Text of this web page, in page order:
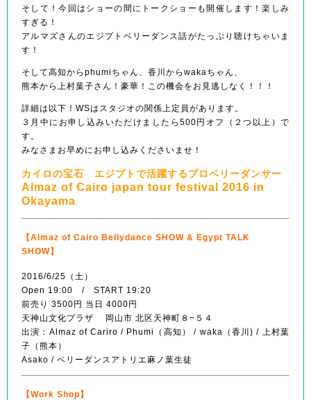
そして！今回はショーの間にトークショーも開催します！楽しみ
すぎる！
アルマズさんのエジプトベリーダンス話がたっぷり聴けちゃいま
す！
そして高知からphumiちゃん、香川からwakaちゃん、
熊本から上村葉子さん！豪華！この機会をお見逃しなく！！！
詳細は以下！WSはスタジオの関係上定員があります。
３月中にお申し込みいただけましたら500円オフ（２つ以上）で
す。
みなさまお早めにお申し込みくださいませ！
カイロの宝石 エジプトで活躍するプロベリーダンサー
Almaz of Cairo japan tour festival 2016 in
Okayama
【Almaz of Cairo Bellydance SHOW & Egypt TALK
SHOW】
2016/6/25（土）
Open 19:00 / START 19:20
前売り 3500円 当日 4000円
天神山文化プラザ 岡山市 北区天神町８−５４
出演：Almaz of Cariro / Phumi（高知） / waka（香川) / 上村葉
子（熊本）
Asako / ベリーダンスアトリエ麻ノ葉生徒
【Work Shop】